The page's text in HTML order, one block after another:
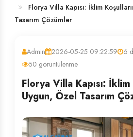
Florya Villa Kapısı: İklim
Tasarım Çözümler
Admin 2026-05-25 09:22:59
6
50 görüntülenme
Florya Villa Kapısı: İklim
Uygun, Özel Tasarım